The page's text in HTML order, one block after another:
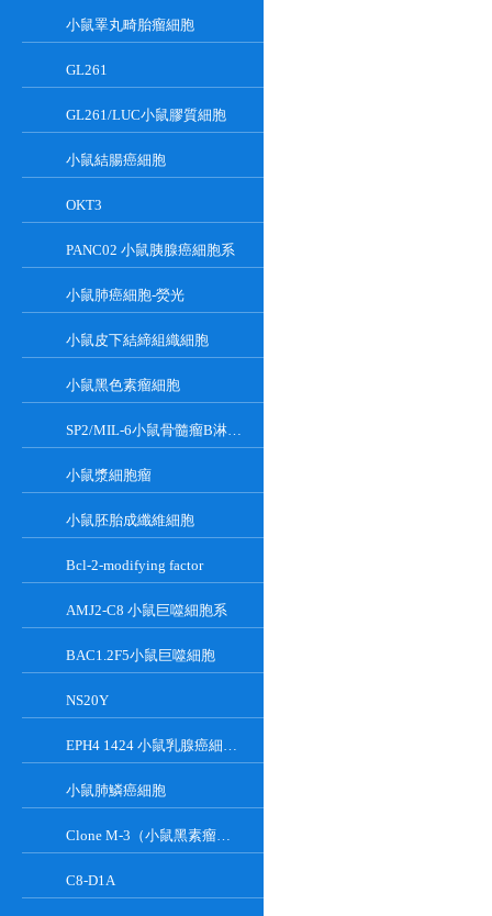
小鼠睪丸畸胎瘤細胞
GL261
GL261/LUC小鼠膠質細胞
小鼠結腸癌細胞
OKT3
PANC02 小鼠胰腺癌細胞系
小鼠肺癌細胞-熒光
小鼠皮下結締組織細胞
小鼠黑色素瘤細胞
SP2/MIL-6小鼠骨髓瘤B淋巴懸浮細胞系
小鼠漿細胞瘤
小鼠胚胎成纖維細胞
Bcl-2-modifying factor
AMJ2-C8 小鼠巨噬細胞系
BAC1.2F5小鼠巨噬細胞
NS20Y
EPH4 1424 小鼠乳腺癌細胞系
小鼠肺鱗癌細胞
Clone M-3（小鼠黑素瘤細胞）
C8-D1A